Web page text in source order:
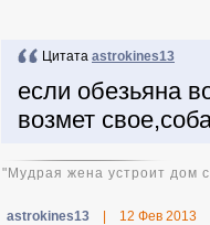
Цитата astrokines13
если обезьяна
возмет
"Мудрая жена устроит дом
astrokines13 12 Фев 2013